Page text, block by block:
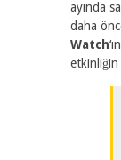
ayında
daha
Watch